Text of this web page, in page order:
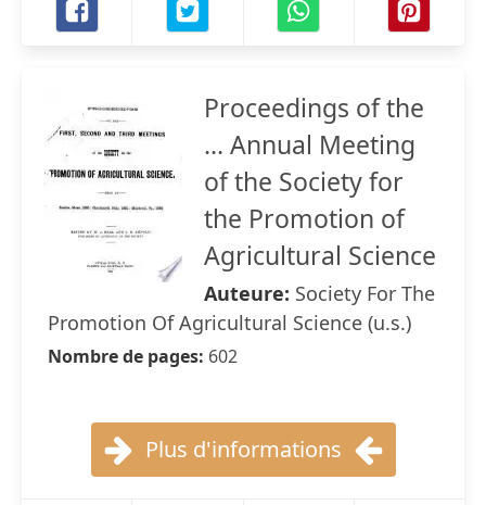
Proceedings of the
... Annual Meeting
of the Society for
the Promotion of
Agricultural Science
Auteure: Society For The
Promotion Of Agricultural Science (u.s.)
Nombre de pages: 602
Plus d'informations